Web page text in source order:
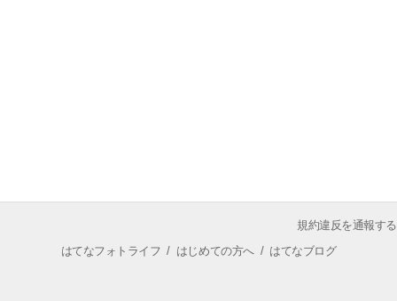
規約違反を通報する
はてなフォトライフ / はじめての方へ/ はてなブログ